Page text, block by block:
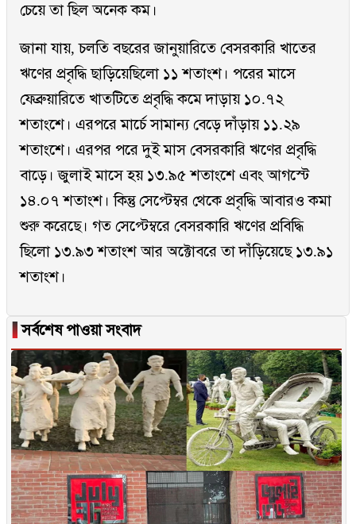
চেয়ে তা ছিল অনেক কম।
জানা যায়, চলতি বছরের জানুয়ারিতে বেসরকারি খাতের
ঋণের প্রবৃদ্ধি ছাড়িয়েছিলো ১১ শতাংশ। পরের মাসে
ফেব্রুয়ারিতে খাতটিতে প্রবৃদ্ধি কমে দাড়ায় ১০.৭২
শতাংশে। এরপরে মার্চে সামান্য বেড়ে দাঁড়ায় ১১.২৯
শতাংশে। এরপর পরে দুই মাস বেসরকারি ঋণের প্রবৃদ্ধি
বাড়ে। জুলাই মাসে হয় ১৩.৯৫ শতাংশে এবং আগস্টে
১৪.০৭ শতাংশ। কিন্তু সেপ্টেম্বর থেকে প্রবৃদ্ধি আবারও কমা
শুরু করেছে। গত সেপ্টেম্বরে বেসরকারি ঋণের প্রবিদ্ধি
ছিলো ১৩.৯৩ শতাংশ আর অক্টোবরে তা দাঁড়িয়েছে ১৩.৯১
শতাংশ।
▐সর্বশেষ পাওয়া সংবাদ